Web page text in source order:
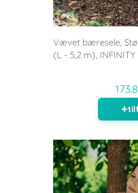
Vævet bæresele,
(L - 5,2 m), INFINITY